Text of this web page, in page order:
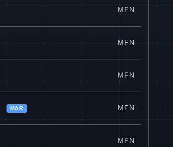
MFN
MFN
MFN
MAR MFN
MFN